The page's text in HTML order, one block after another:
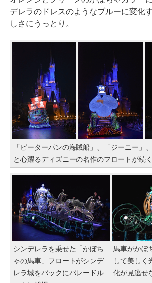
デレラのドレスのようなブルーに変化
しさにうっとり。
「ピーターパンの海賊船」、「ジーニー」
と心躍るディズニーの名作のフロートが続く
シンデレラを乗せた「かぼち
ゃの馬車」フロートがシンデ
レラ城をバックにパレードル
馬車がかぼ
して美しく
化が見逃せ